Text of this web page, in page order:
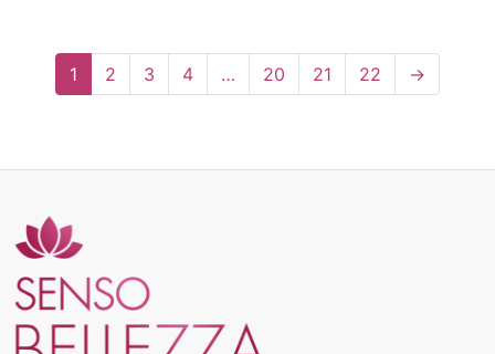
1 2 3 4 … 20 21 22 →